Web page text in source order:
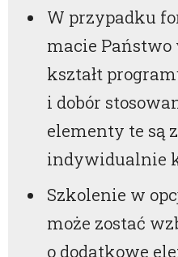
W przypadku
macie Państwo
kształt
i dobór
elementy te są
indywidualnie
Szkolenie w
może zostać
o dodatkowe